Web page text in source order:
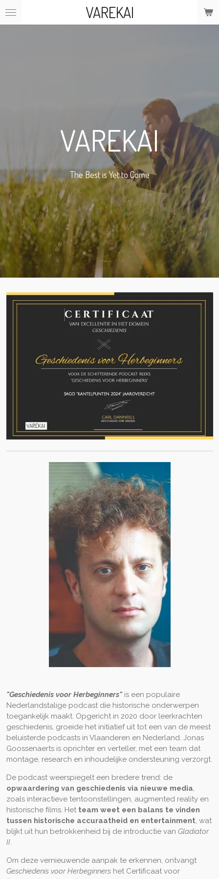
Ga
VAREKAI
VAREKAI
The Best is Yet to Come
"Geschiedenis voor Herbeginners"is een populaire
Nederlandstalige podcast die historische onderwerpen
toegankelijk maakt. Opgericht in 2020 door leerkrachten
geschiedenis, groeide het initiatief uit tot een van de meest
beluisterde podcasts in Vlaanderen en Nederland. Jonas
Goossenaerts is oprichter en verteller, met een team dat
montage, research en inhoudelijke ondersteuning verzorgt.
De podcast weerspiegelt een bredere trend: de
opwaardering van geschiedenis via nieuwe media,
zoals interactieve tentoonstellingen, augmented reality en
historische films. Het team weet een balans te vinden
tussen historische accuraatheid en entertainment, wat
blijkt uit hun betrokkenheid bij de introductie van Gladiator
II.
Om deze vernieuwende aanpak te erkennen, ontvangt
Geschiedenis voor Herbeginnershet Certificaat voor